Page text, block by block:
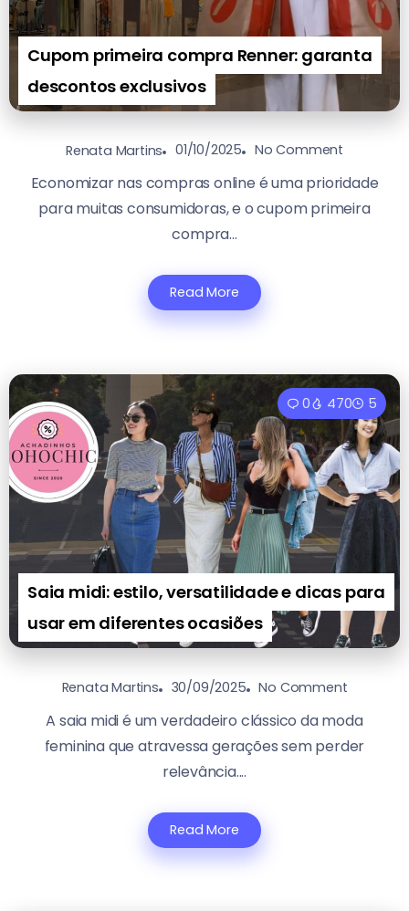
Cupom primeira compra Renner: garanta
descontos exclusivos
Renata Martins 01/10/2025 No Comment
Economizar nas compras online é uma prioridade
para muitas consumidoras, e o cupom primeira
compra...
Read More
Saia midi: estilo, versatilidade e dicas para
usar em diferentes ocasiões
0 470 5
Renata Martins 30/09/2025 No Comment
A saia midi é um verdadeiro clássico da moda
feminina que atravessa gerações sem perder
relevância....
Read More